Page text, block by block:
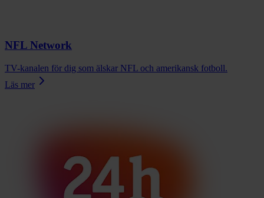
NFL Network
TV-kanalen för dig som älskar NFL och amerikansk fotboll.
Läs mer